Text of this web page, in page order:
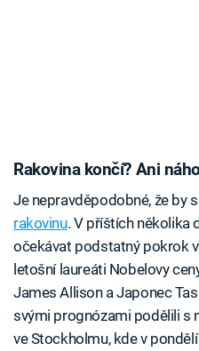
Rakovina končí? Ani
Je nepravděpodobné, že by
rakovinu. V příštích několika
očekávat podstatný pokrok
letošní laureáti Nobelovy
James Allison a Japonec
svými prognózami podělili s
ve Stockholmu, kde v